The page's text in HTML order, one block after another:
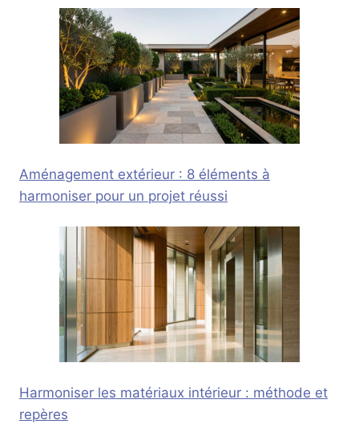
Aménagement extérieur : 8 éléments à
harmoniser pour un projet réussi
Harmoniser les matériaux intérieur : méthode et
repères